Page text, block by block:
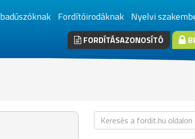
Fordítóirodáknak Nyelvi
FORDÍTÁSAZONOSÍTÓ